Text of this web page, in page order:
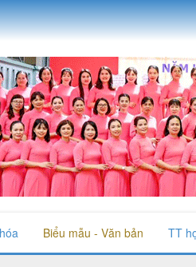
Biểu mẫu - Văn bản TT